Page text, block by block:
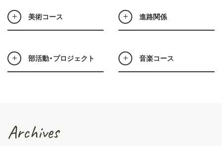
美術コース 進路関係
部活動・プロジェクト 音楽コース
Archives